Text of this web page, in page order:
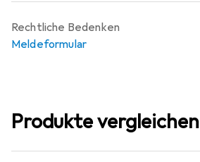
Rechtliche Bedenken
Meldeformular
Produkte vergleichen